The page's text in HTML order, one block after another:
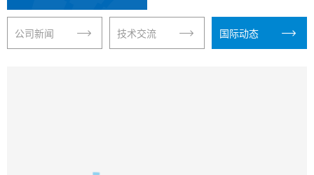
公司新闻 技术交流 国际动态